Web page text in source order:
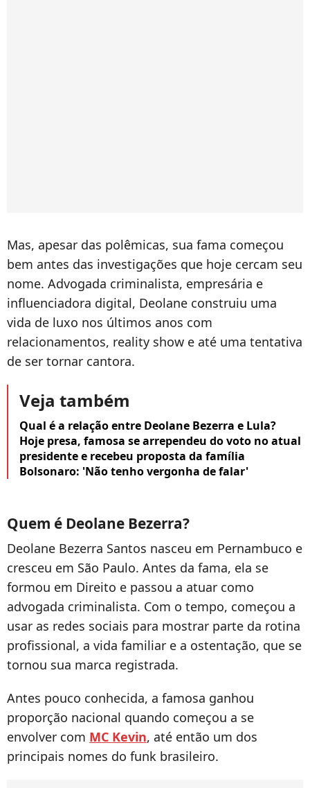
Mas, apesar das polêmicas, sua fama começou
bem antes das investigações que hoje cercam seu
nome. Advogada criminalista, empresária e
influenciadora digital, Deolane construiu uma
vida de luxo nos últimos anos com
relacionamentos, reality show e até uma tentativa
de ser tornar cantora.
Veja também
Qual é a relação entre Deolane Bezerra e Lula?
Hoje presa, famosa se arrependeu do voto no atual
presidente e recebeu proposta da família
Bolsonaro: 'Não tenho vergonha de falar'
Quem é Deolane Bezerra?
Deolane Bezerra Santos nasceu em Pernambuco e
cresceu em São Paulo. Antes da fama, ela se
formou em Direito e passou a atuar como
advogada criminalista. Com o tempo, começou a
usar as redes sociais para mostrar parte da rotina
profissional, a vida familiar e a ostentação, que se
tornou sua marca registrada.
Antes pouco conhecida, a famosa ganhou
proporção nacional quando começou a se
envolver com MC Kevin, até então um dos
principais nomes do funk brasileiro.